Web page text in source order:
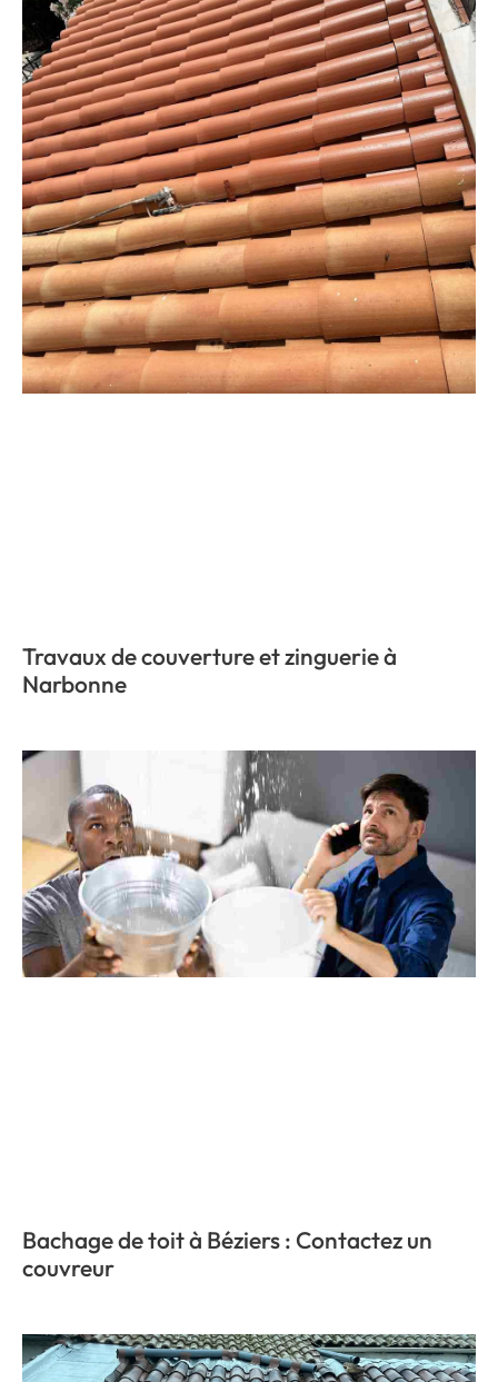
Travaux de couverture et zinguerie à
Narbonne
Bachage de toit à Béziers : Contactez un
couvreur